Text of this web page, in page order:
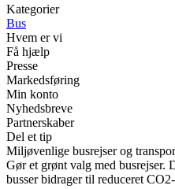
Kategorier
Bus
Hvem er vi
Få hjælp
Presse
Markedsføring
Min konto
Nyhedsbreve
Partnerskaber
Del et tip
Miljøvenlige busrejser og
Gør et grønt valg med busrejser.
busser bidrager til reduceret